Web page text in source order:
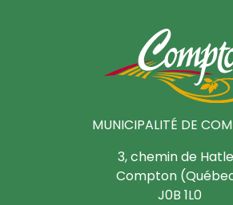
MUNICIPALITÉ DE
3, chemin de
Compton
J0B 1L0